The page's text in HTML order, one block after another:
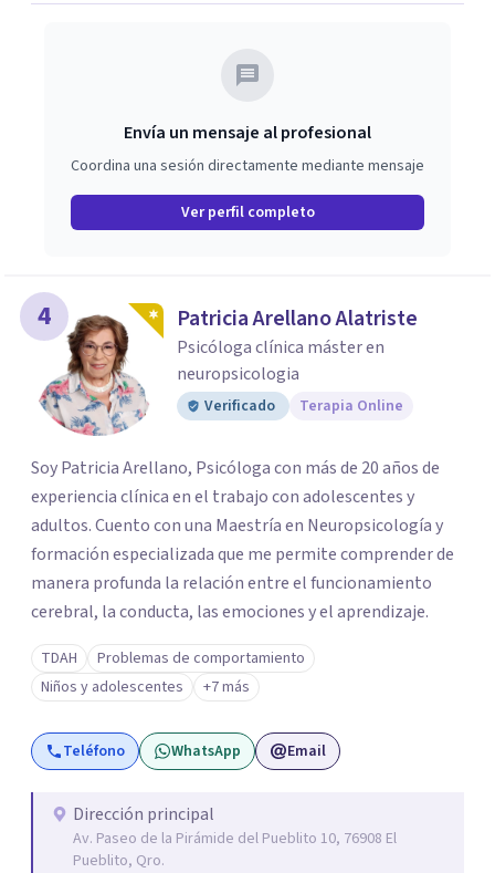
Envía un mensaje al profesional
Coordina una sesión directamente mediante mensaje
Ver perfil completo
4 Patricia Arellano Alatriste
Psicóloga clínica máster en
neuropsicologia
Verificado Terapia Online
Soy Patricia Arellano, Psicóloga con más de 20 años de
experiencia clínica en el trabajo con adolescentes y
adultos. Cuento con una Maestría en Neuropsicología y
formación especializada que me permite comprender de
manera profunda la relación entre el funcionamiento
cerebral, la conducta, las emociones y el aprendizaje.
TDAH
Problemas de comportamiento
Niños y adolescentes
+7 más
Teléfono WhatsApp Email
Dirección principal
Av. Paseo de la Pirámide del Pueblito 10, 76908 El
Pueblito, Qro.